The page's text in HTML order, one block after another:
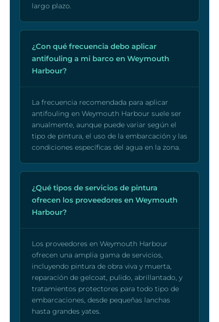
largo plazo.
¿Con qué frecuencia debo aplicar
antifouling a mi barco en Weymouth
Harbour?
La frecuencia recomendada para aplicar
antifouling en Weymouth Harbour suele ser
anualmente, aunque puede variar según el
tipo de pintura, el uso de la embarcación y las
condiciones específicas del agua en la zona.
¿Qué tipos de servicios de pintura
ofrecen los proveedores en Weymouth
Harbour?
Los proveedores en Weymouth Harbour
ofrecen una amplia gama de servicios,
incluyendo pintura de obra viva y muerta,
reparación de gelcoat, pulido, abrillantado, y
tratamientos protectores para todo tipo de
embarcaciones, desde pequeñas lanchas
hasta grandes yates.